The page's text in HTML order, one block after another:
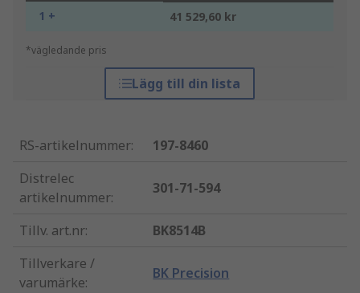
1 + 41 529,60 kr
*vägledande pris
Lägg till din lista
RS-artikelnummer:
197-8460
Distrelec
artikelnummer:
301-71-594
Tillv. art.nr:
BK8514B
Tillverkare /
varumärke:
BK Precision